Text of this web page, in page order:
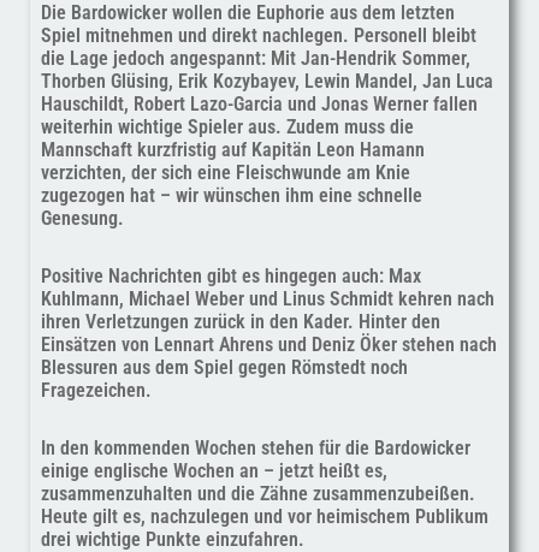
Die Bardowicker wollen die Euphorie aus dem letzten
Spiel mitnehmen und direkt nachlegen. Personell bleibt
die Lage jedoch angespannt: Mit Jan-Hendrik Sommer,
Thorben Glüsing, Erik Kozybayev, Lewin Mandel, Jan Luca
Hauschildt, Robert Lazo-Garcia und Jonas Werner fallen
weiterhin wichtige Spieler aus. Zudem muss die
Mannschaft kurzfristig auf Kapitän Leon Hamann
verzichten, der sich eine Fleischwunde am Knie
zugezogen hat – wir wünschen ihm eine schnelle
Genesung.
Positive Nachrichten gibt es hingegen auch: Max
Kuhlmann, Michael Weber und Linus Schmidt kehren nach
ihren Verletzungen zurück in den Kader. Hinter den
Einsätzen von Lennart Ahrens und Deniz Öker stehen nach
Blessuren aus dem Spiel gegen Römstedt noch
Fragezeichen.
In den kommenden Wochen stehen für die Bardowicker
einige englische Wochen an – jetzt heißt es,
zusammenzuhalten und die Zähne zusammenzubeißen.
Heute gilt es, nachzulegen und vor heimischem Publikum
drei wichtige Punkte einzufahren.